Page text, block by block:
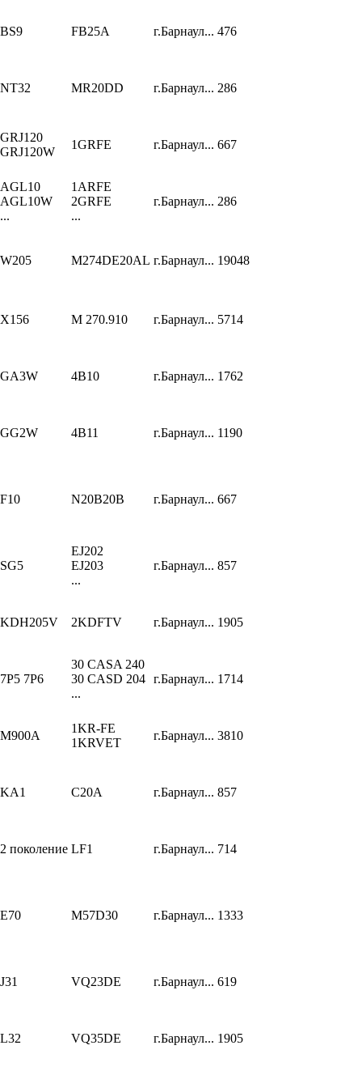
BS9 FB25A г.Барнаул... 476
NT32 MR20DD г.Барнаул... 286
GRJ120
GRJ120W
1GRFE г.Барнаул... 667
AGL10
AGL10W
...
1ARFE
2GRFE
...
г.Барнаул... 286
W205 M274DE20AL г.Барнаул... 19048
X156 M 270.910 г.Барнаул... 5714
GA3W 4B10 г.Барнаул... 1762
GG2W 4B11 г.Барнаул... 1190
F10 N20B20B г.Барнаул... 667
SG5
EJ202
EJ203
...
г.Барнаул... 857
KDH205V 2KDFTV г.Барнаул... 1905
7P5 7P6
30 CASA 240
30 CASD 204
...
г.Барнаул... 1714
M900A
1KR-FE
1KRVET
г.Барнаул... 3810
KA1 C20A г.Барнаул... 857
2 поколение LF1 г.Барнаул... 714
E70 M57D30 г.Барнаул... 1333
J31 VQ23DE г.Барнаул... 619
L32 VQ35DE г.Барнаул... 1905